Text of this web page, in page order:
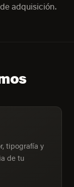
adquisición.
tipografía y
de tu